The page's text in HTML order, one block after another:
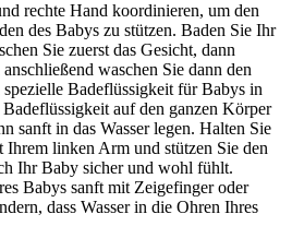
rechte Hand koordinieren, um den
des Babys zu stützen. Baden Sie Ihr
Sie zuerst das Gesicht, dann
waschen Sie dann den
Badeflüssigkeit für Babys in
Badeflüssigkeit auf den ganzen Körper
sanft in das Wasser legen. Halten Sie
linken Arm und stützen Sie den
Ihr Baby sicher und wohl fühlt.
Babys sanft mit Zeigefinger oder
dass Wasser in die Ohren Ihres